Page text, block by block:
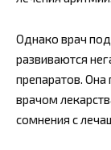
Однако врач
развиваются
препаратов. Она
врачом
сомнения с